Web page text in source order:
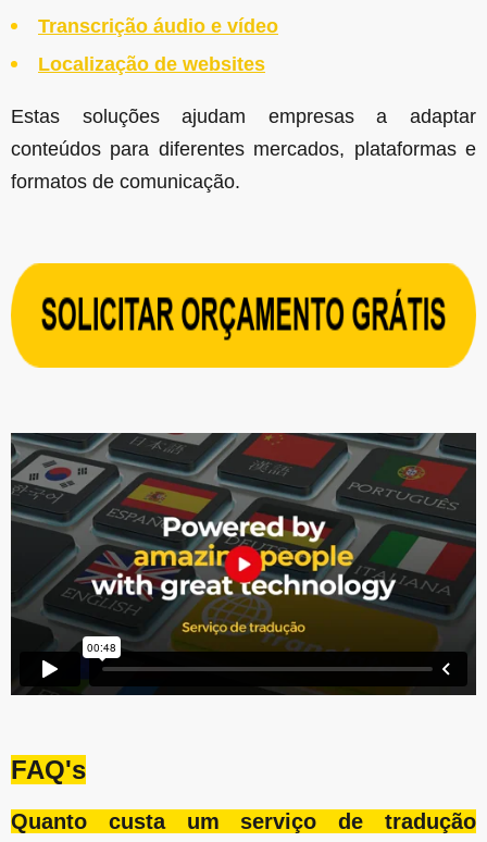
Transcrição áudio e vídeo
Localização de websites
Estas soluções ajudam empresas a adaptar
conteúdos para diferentes mercados, plataformas e
formatos de comunicação.
FAQ's
Quanto custa um serviço de tradução